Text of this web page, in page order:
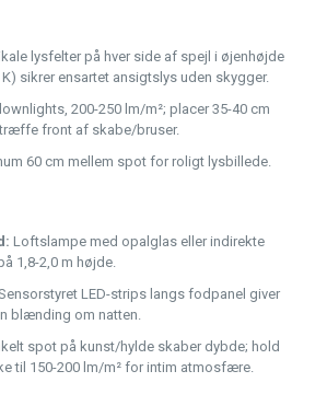
lysfelter på hver side af spejl i øjenhøjde
K) sikrer ensartet ansigtslys uden skygger.
200-250 lm/m²; placer 35-40 cm
front af skabe/bruser.
60 cm mellem spot for roligt lysbillede.
Loftslampe med opalglas eller indirekte
1,8-2,0 m højde.
LED-strips langs fodpanel giver
blænding om natten.
spot på kunst/hylde skaber dybde; hold
til 150-200 lm/m² for intim atmosfære.